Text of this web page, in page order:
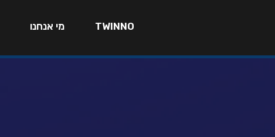
TWINNO מי אנחנו